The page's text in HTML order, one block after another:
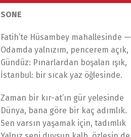
SONE
Fatih’te Hüsambey mahallesinde —
Odamda yalnızım, pencerem açık,
Gündüz: Pınarlardan boşalan ışık,
İstanbul: bir sıcak yaz öğlesinde.
Zaman bir kır-at’ın gür yelesinde
Dünya, bana göre bir kaç adımlık.
Sen varsın yaşamak için, tadımlık